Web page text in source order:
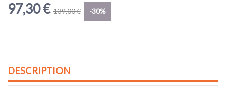
97,30 € 139,00 € -30%
DESCRIPTION